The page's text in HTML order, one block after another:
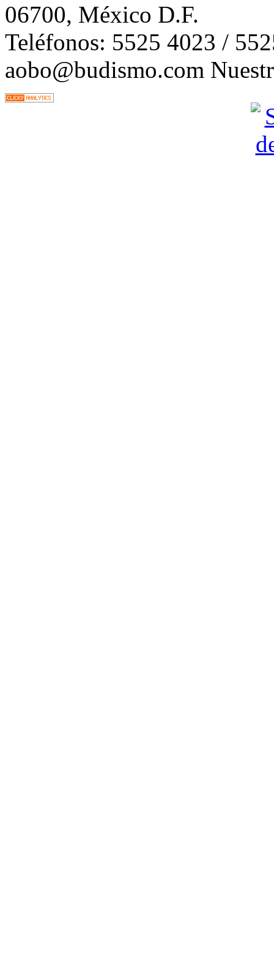
06700, México D.F.
Teléfonos: 5525 4023 /
aobo@budismo.com